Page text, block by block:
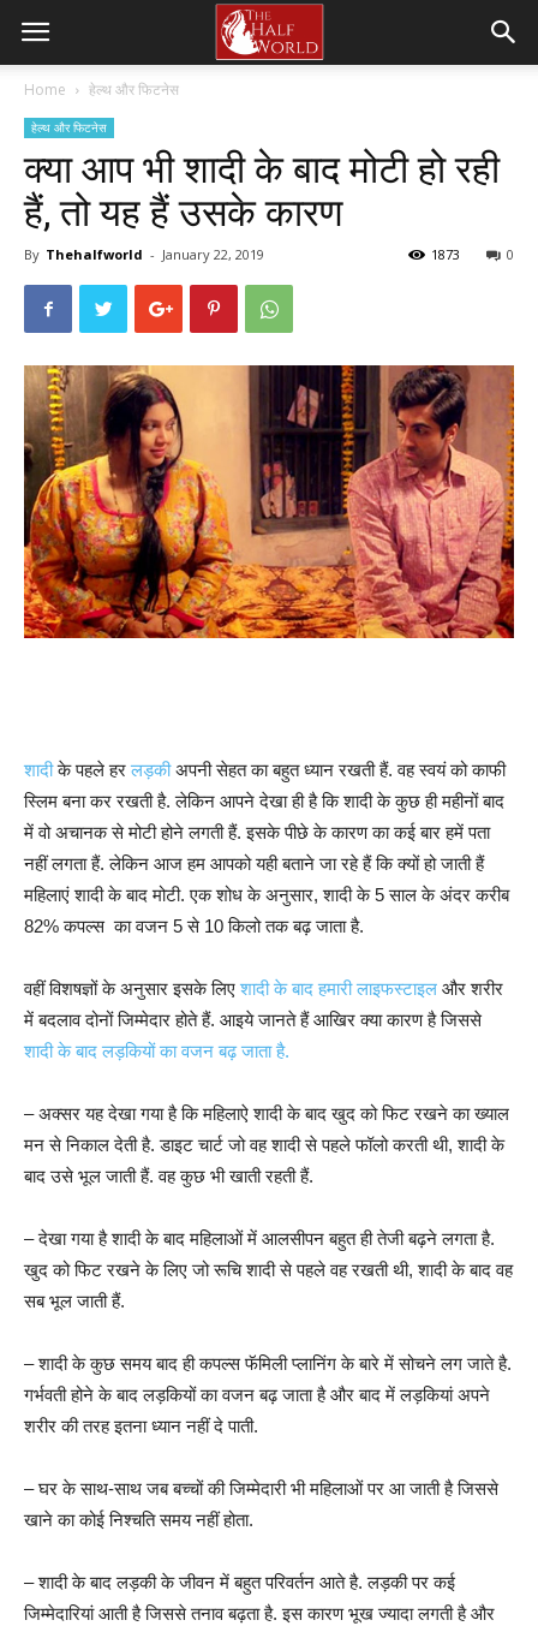
Home हेल्थ और फिटनेस
हेल्थ और फिटनेस
क्या आप भी शादी के बाद मोटी हो रही
हैं, तो यह हैं उसके कारण
By Thehalfworld - January 22, 2019 0
1873
शादीके पहले हरलड़कीअपनी सेहत का बहुत ध्यान रखती हैं. वह स्वयं को काफी
स्लिम बना कर रखती है. लेकिन आपने देखा ही है कि शादी के कुछ ही महीनों बाद
में वो अचानक से मोटी होने लगती हैं. इसके पीछे के कारण का कई बार हमें पता
नहीं लगता हैं. लेकिन आज हम आपको यही बताने जा रहे हैं कि क्यों हो जाती हैं
महिलाएं शादी के बाद मोटी. एक शोध के अनुसार, शादी के 5 साल के अंदर करीब
82% कपल्स का वजन 5 से 10 किलो तक बढ़ जाता है.
वहीं विशषज्ञों के अनुसार इसके लिएशादी के बाद हमारी लाइफस्टाइल और शरीर
में बदलाव दोनों जिम्मेदार होते हैं. आइये जानते हैं आखिर क्या कारण है जिससे
शादी के बाद लड़कियों का वजन बढ़ जाता है.
– अक्सर यह देखा गया है कि महिलाऐ शादी के बाद खुद को फिट रखने का ख्याल
मन से निकाल देती है. डाइट चार्ट जो वह शादी से पहले फॉलो करती थी, शादी के
बाद उसे भूल जाती हैं. वह कुछ भी खाती रहती हैं.
– देखा गया है शादी के बाद महिलाओं में आलसीपन बहुत ही तेजी बढ़ने लगता है.
खुद को फिट रखने के लिए जो रूचि शादी से पहले वह रखती थी, शादी के बाद वह
सब भूल जाती हैं.
– शादी के कुछ समय बाद ही कपल्स फॅमिली प्लानिंग के बारे में सोचने लग जाते है.
गर्भवती होने के बाद लड़कियों का वजन बढ़ जाता है और बाद में लड़कियां अपने
शरीर की तरह इतना ध्यान नहीं दे पाती.
– घर के साथ-साथ जब बच्चों की जिम्मेदारी भी महिलाओं पर आ जाती है जिससे
खाने का कोई निश्चति समय नहीं होता.
– शादी के बाद लड़की के जीवन में बहुत परिवर्तन आते है. लड़की पर कई
जिम्मेदारियां आती है जिससे तनाव बढ़ता है. इस कारण भूख ज्यादा लगती है और